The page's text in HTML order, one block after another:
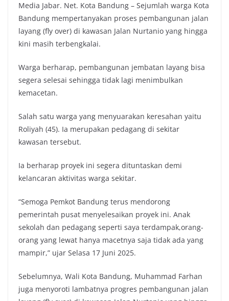
c
e
b
o
k
i
t
t
e
a
t
s
A
p
p
y
L
i
k
Media Jabar. Net. Kota Bandung – Sejumlah warga Kota
Bandung mempertanyakan proses pembangunan jalan
layang (fly over) di kawasan Jalan Nurtanio yang hingga
kini masih terbengkalai.
Warga berharap, pembangunan jembatan layang bisa
segera selesai sehingga tidak lagi menimbulkan
kemacetan.
Salah satu warga yang menyuarakan keresahan yaitu
Roliyah (45). Ia merupakan pedagang di sekitar
kawasan tersebut.
Ia berharap proyek ini segera dituntaskan demi
kelancaran aktivitas warga sekitar.
“Semoga Pemkot Bandung terus mendorong
pemerintah pusat menyelesaikan proyek ini. Anak
sekolah dan pedagang seperti saya terdampak,orang-
orang yang lewat hanya macetnya saja tidak ada yang
mampir,” ujar Selasa 17 Juni 2025.
Sebelumnya, Wali Kota Bandung, Muhammad Farhan
juga menyoroti lambatnya progres pembangunan jalan